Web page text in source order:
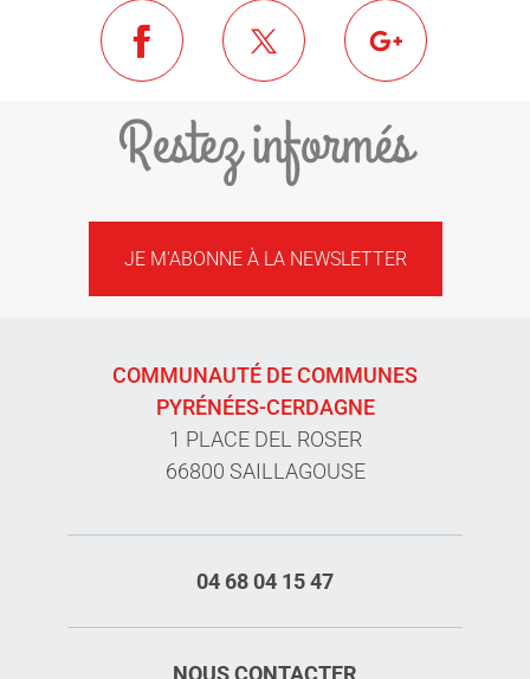
Restez informés
JE M'ABONNE À LA NEWSLETTER
COMMUNAUTÉ DE COMMUNES
PYRÉNÉES-CERDAGNE
1 PLACE DEL ROSER
66800 SAILLAGOUSE
04 68 04 15 47
NOUS CONTACTER